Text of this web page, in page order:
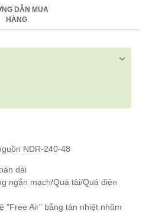
DẪN MUA
HÀNG
NDR-240-48
dải
ngắn mạch/Quá tải/Quá điện
"Free Air" bằng tản nhiệt nhôm